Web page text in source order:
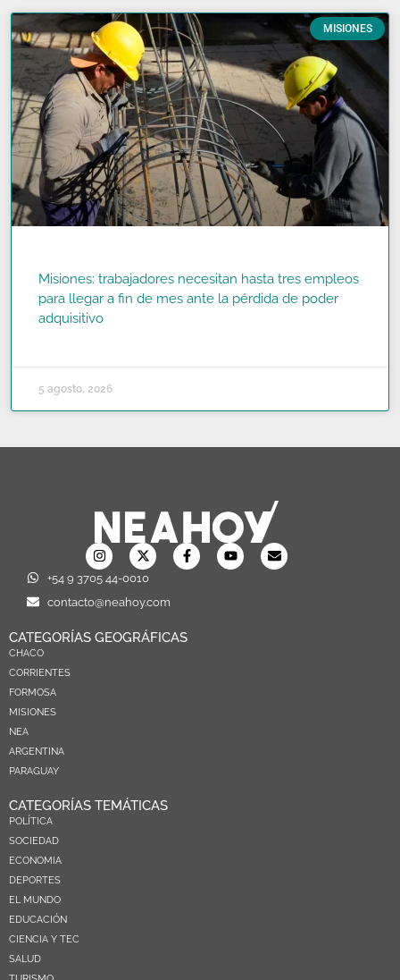
MISIONES
Misiones: trabajadores necesitan hasta tres empleos
para llegar a fin de mes ante la pérdida de poder
adquisitivo
5 agosto, 2026
+54 9 3705 44-0010
contacto@neahoy.com
CATEGORÍAS GEOGRÁFICAS
CHACO
CORRIENTES
FORMOSA
MISIONES
NEA
ARGENTINA
PARAGUAY
CATEGORÍAS TEMÁTICAS
POLÍTICA
SOCIEDAD
ECONOMIA
DEPORTES
EL MUNDO
EDUCACIÓN
CIENCIA Y TEC
SALUD